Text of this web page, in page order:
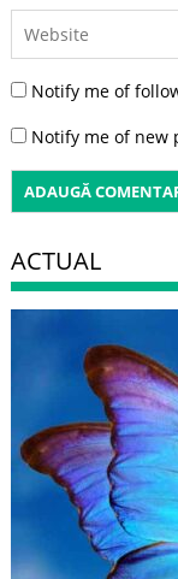
Notify me of
Notify me of new
ACTUAL